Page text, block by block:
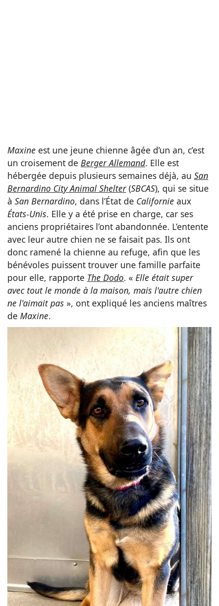
Maxine est une jeune chienne âgée d’un an, c’est
un croisement de Berger Allemand. Elle est
hébergée depuis plusieurs semaines déjà, au San
Bernardino City Animal Shelter (SBCAS), qui se situe
à San Bernardino, dans l’État de Californie aux
États-Unis. Elle y a été prise en charge, car ses
anciens propriétaires l’ont abandonnée. L’entente
avec leur autre chien ne se faisait pas. Ils ont
donc ramené la chienne au refuge, afin que les
bénévoles puissent trouver une famille parfaite
pour elle, rapporte The Dodo. « Elle était super
avec tout le monde à la maison, mais l'autre chien
ne l'aimait pas », ont expliqué les anciens maîtres
de Maxine.